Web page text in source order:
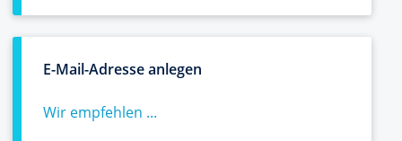
E-Mail-Adresse anlegen
Wir empfehlen ...